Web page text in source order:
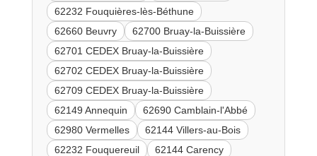
62232 Fouquières-lès-Béthune
62660 Beuvry
62700 Bruay-la-Buissière
62701 CEDEX Bruay-la-Buissière
62702 CEDEX Bruay-la-Buissière
62709 CEDEX Bruay-la-Buissière
62149 Annequin
62690 Camblain-l'Abbé
62980 Vermelles
62144 Villers-au-Bois
62232 Fouquereuil
62144 Carency